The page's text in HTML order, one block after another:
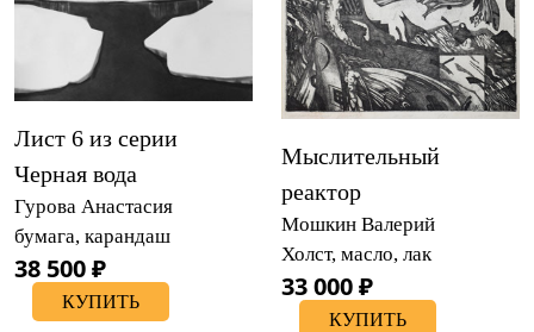
Лист 6 из серии
Черная вода
Гурова Анастасия
бумага, карандаш
38 500 ₽
КУПИТЬ
Мыслительный
реактор
Мошкин Валерий
Холст, масло, лак
33 000 ₽
КУПИТЬ